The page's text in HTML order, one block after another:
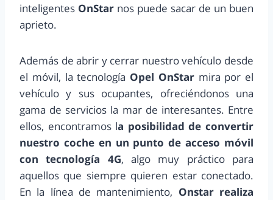
inteligentes OnStar nos puede sacar de un buen
aprieto.
Además de abrir y cerrar nuestro vehículo desde
el móvil, la tecnología Opel OnStar mira por el
vehículo y sus ocupantes, ofreciéndonos una
gama de servicios la mar de interesantes. Entre
ellos, encontramos la posibilidad de convertir
nuestro coche en un punto de acceso móvil
con tecnología 4G, algo muy práctico para
aquellos que siempre quieren estar conectado.
En la línea de mantenimiento, Onstar realiza